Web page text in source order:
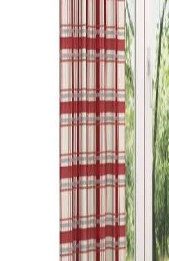
Kissen
Tischdecke
Fensterbilder
Gardinenstange
Panneaux